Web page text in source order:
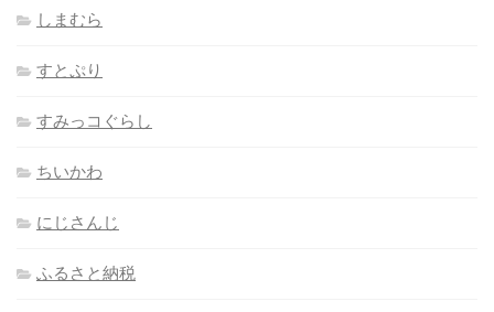
しまむら
すとぷり
すみっコぐらし
ちいかわ
にじさんじ
ふるさと納税